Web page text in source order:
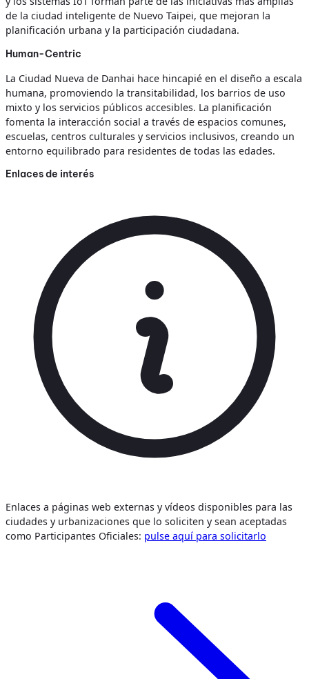
de la ciudad inteligente de Nuevo Taipei, que mejoran la
planificación urbana y la participación ciudadana.
Human-Centric
La Ciudad Nueva de Danhai hace hincapié en el diseño a escala
humana, promoviendo la transitabilidad, los barrios de uso
mixto y los servicios públicos accesibles. La planificación
fomenta la interacción social a través de espacios comunes,
escuelas, centros culturales y servicios inclusivos, creando un
entorno equilibrado para residentes de todas las edades.
Enlaces de interés
Enlaces a páginas web externas y vídeos disponibles para las
ciudades y urbanizaciones que lo soliciten y sean aceptadas
como Participantes Oficiales: pulse aquí para solicitarlo